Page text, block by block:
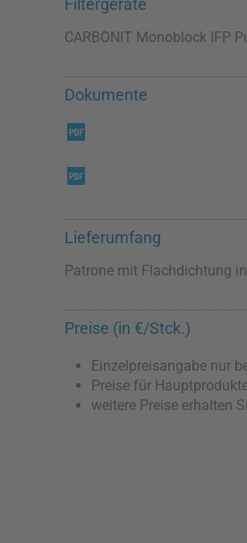
Filtergeräte
CARBONIT Monoblock IFP
Dokumente
Lieferumfang
Patrone mit Flachdichtung
Preise (in €/Stck.)
Einzelpreisangabe nur
Preise für
weitere Preise erhalten